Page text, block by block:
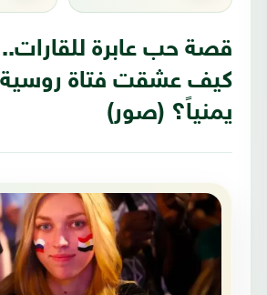
قصة حب عابرة
كيف عشقت فتاة روسية
يمنياً؟ (صور)